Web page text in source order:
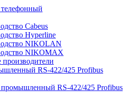
Cabeus
Hyperline
NIKOLAN
NIKOMAX
RS-422/425 Profibus
промышленный RS-422/425 Profibus